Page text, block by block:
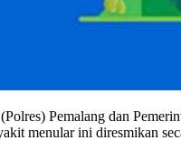
Pemalang dan
menular ini diresmikan